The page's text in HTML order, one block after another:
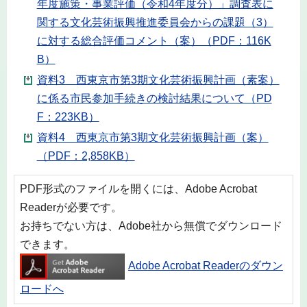
年度施策・事業評価（令和4年度分）」調査表に
関する文化芸術振興推進委員会からの課題（3）
に対する総合評価コメント（案）（PDF：116K
B）
資料3 西東京市第3期文化芸術振興計画（素案）
に係る市民参加手続きの検討結果について（PD
F：223KB）
資料4 西東京市第3期文化芸術振興計画（案）
（PDF：2,858KB）
PDF形式のファイルを開くには、Adobe Acrobat
Readerが必要です。
お持ちでない方は、Adobe社から無償でダウンロード
できます。
Adobe Acrobat Readerのダウン
ロードへ